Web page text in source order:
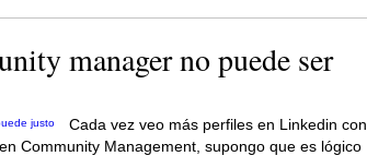
manager no puede ser
Cada vez veo más perfiles en Linkedin con
Community Management, supongo que es lógico